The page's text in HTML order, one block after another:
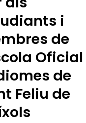
i
de
Oficial
de
Feliu de